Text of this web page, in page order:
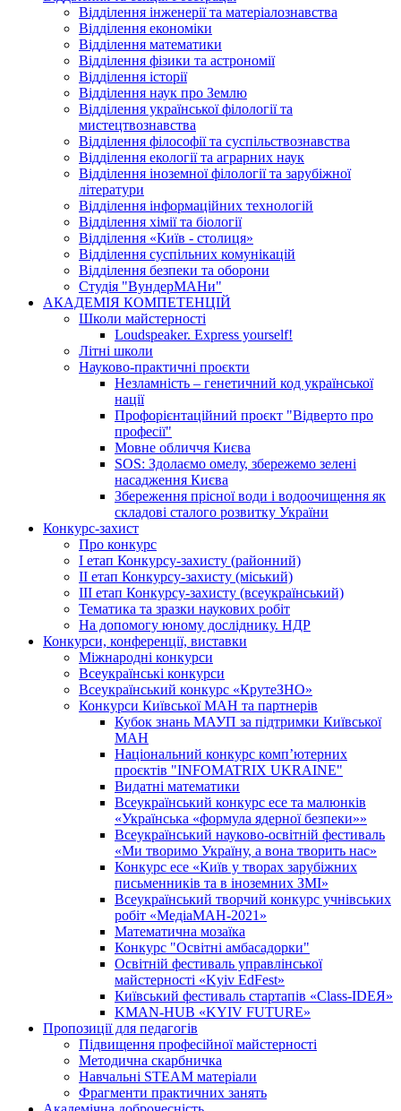
Відділення інженерії та матеріалознавства
Відділення економіки
Відділення математики
Відділення фізики та астрономії
Відділення історії
Відділення наук про Землю
Відділення української філології та
мистецтвознавства
Відділення філософії та суспільствознавства
Відділення екології та аграрних наук
Відділення іноземної філології та зарубіжної
літератури
Відділення інформаційних технологій
Відділення хімії та біології
Відділення «Київ - столиця»
Відділення суспільних комунікацій
Відділення безпеки та оборони
Студія "ВундерМАНи"
АКАДЕМІЯ КОМПЕТЕНЦІЙ
Школи майстерності
Loudspeaker. Express yourself!
Літні школи
Науково-практичні проєкти
Незламність – генетичний код української
нації
Профорієнтаційний проєкт "Відверто про
професії"
Мовне обличчя Києва
SOS: Здолаємо омелу, збережемо зелені
насадження Києва
Збереження прісної води і водоочищення як
складові сталого розвитку України
Конкурс-захист
Про конкурс
І етап Конкурсу-захисту (районний)
ІІ етап Конкурсу-захисту (міський)
ІІІ етап Конкурсу-захисту (всеукраїнський)
Тематика та зразки наукових робіт
На допомогу юному досліднику. НДР
Конкурси, конференції, виставки
Міжнародні конкурси
Всеукраїнські конкурси
Всеукраїнський конкурс «КрутеЗНО»
Конкурси Київської МАН та партнерів
Кубок знань МАУП за підтримки Київської
МАН
Національний конкурс комп’ютерних
проєктів "INFOMATRIX UKRAINE"
Видатні математики
Всеукраїнський конкурс есе та малюнків
«Українська «формула ядерної безпеки»»
Всеукраїнський науково-освітній фестиваль
«Ми творимо Україну, а вона творить нас»
Конкурс есе «Київ у творах зарубіжних
письменників та в іноземних ЗМІ»
Всеукраїнський творчий конкурс учнівських
робіт «МедіаМАН-2021»
Математична мозаїка
Конкурс "Освітні амбасадорки"
Освітній фестиваль управлінської
майстерності «Kyiv EdFest»
Київський фестиваль стартапів «Class-IDEЯ»
KMAN-HUB «KYIV FUTURE»
Пропозиції для педагогів
Підвищення професійної майстерності
Методична скарбничка
Навчальні STEAM матеріали
Фрагменти практичних занять